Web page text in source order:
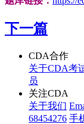
下一篇
CDA合作
关于CDA考
员
关注CDA
关于我们
68454276 手